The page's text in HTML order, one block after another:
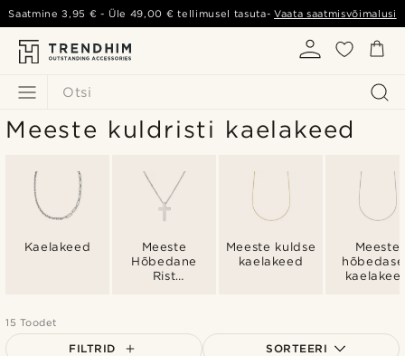
Otsi
Saatmine3,95 € - Üle 49,00 € tellimusel tasuta-Vaata saatmisvõimalusi
Meeste kuldristi kaelakeed
Kaelakeed
Meeste
Hõbedane
Rist
Meeste kuldse
kaelakeed
Meeste
15 Toodet
FILTRID SORTEERI